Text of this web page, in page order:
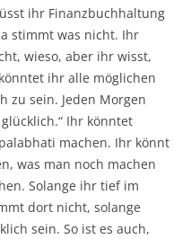
ihr Finanzbuchhaltung
stimmt was nicht. Ihr
wieso, aber ihr wisst,
ihr alle möglichen
zu sein. Jeden Morgen
Ihr könntet
machen. Ihr könnt
was man noch machen
Solange ihr tief im
dort nicht, solange
sein. So ist es auch,